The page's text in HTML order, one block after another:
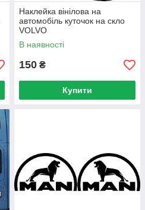
Наклейка вінілова на
автомобіль куточок на скло
VOLVO
В наявності
150 ₴
Купити